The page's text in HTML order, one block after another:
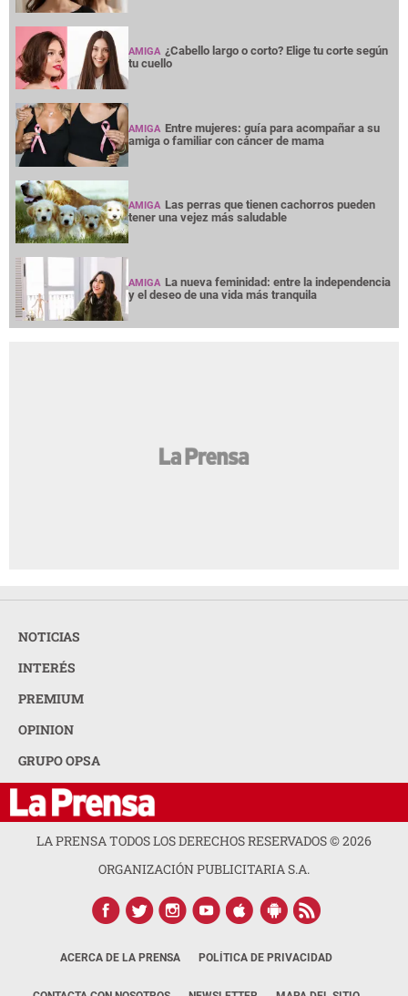
AMIGA ¿Cabello largo o corto? Elige tu corte según
tu cuello
AMIGA Entre mujeres: guía para acompañar a su
amiga o familiar con cáncer de mama
AMIGA Las perras que tienen cachorros pueden
tener una vejez más saludable
AMIGA La nueva feminidad: entre la independencia
y el deseo de una vida más tranquila
NOTICIAS
INTERÉS
PREMIUM
OPINION
GRUPO OPSA
LA PRENSA TODOS LOS DERECHOS RESERVADOS ©2026
ORGANIZACIÓN PUBLICITARIA S.A.
ACERCA DE LA PRENSA POLÍTICA DE PRIVACIDAD